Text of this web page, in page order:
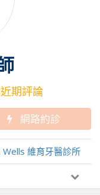
期評論
網路約診
Wells 維育牙醫診所